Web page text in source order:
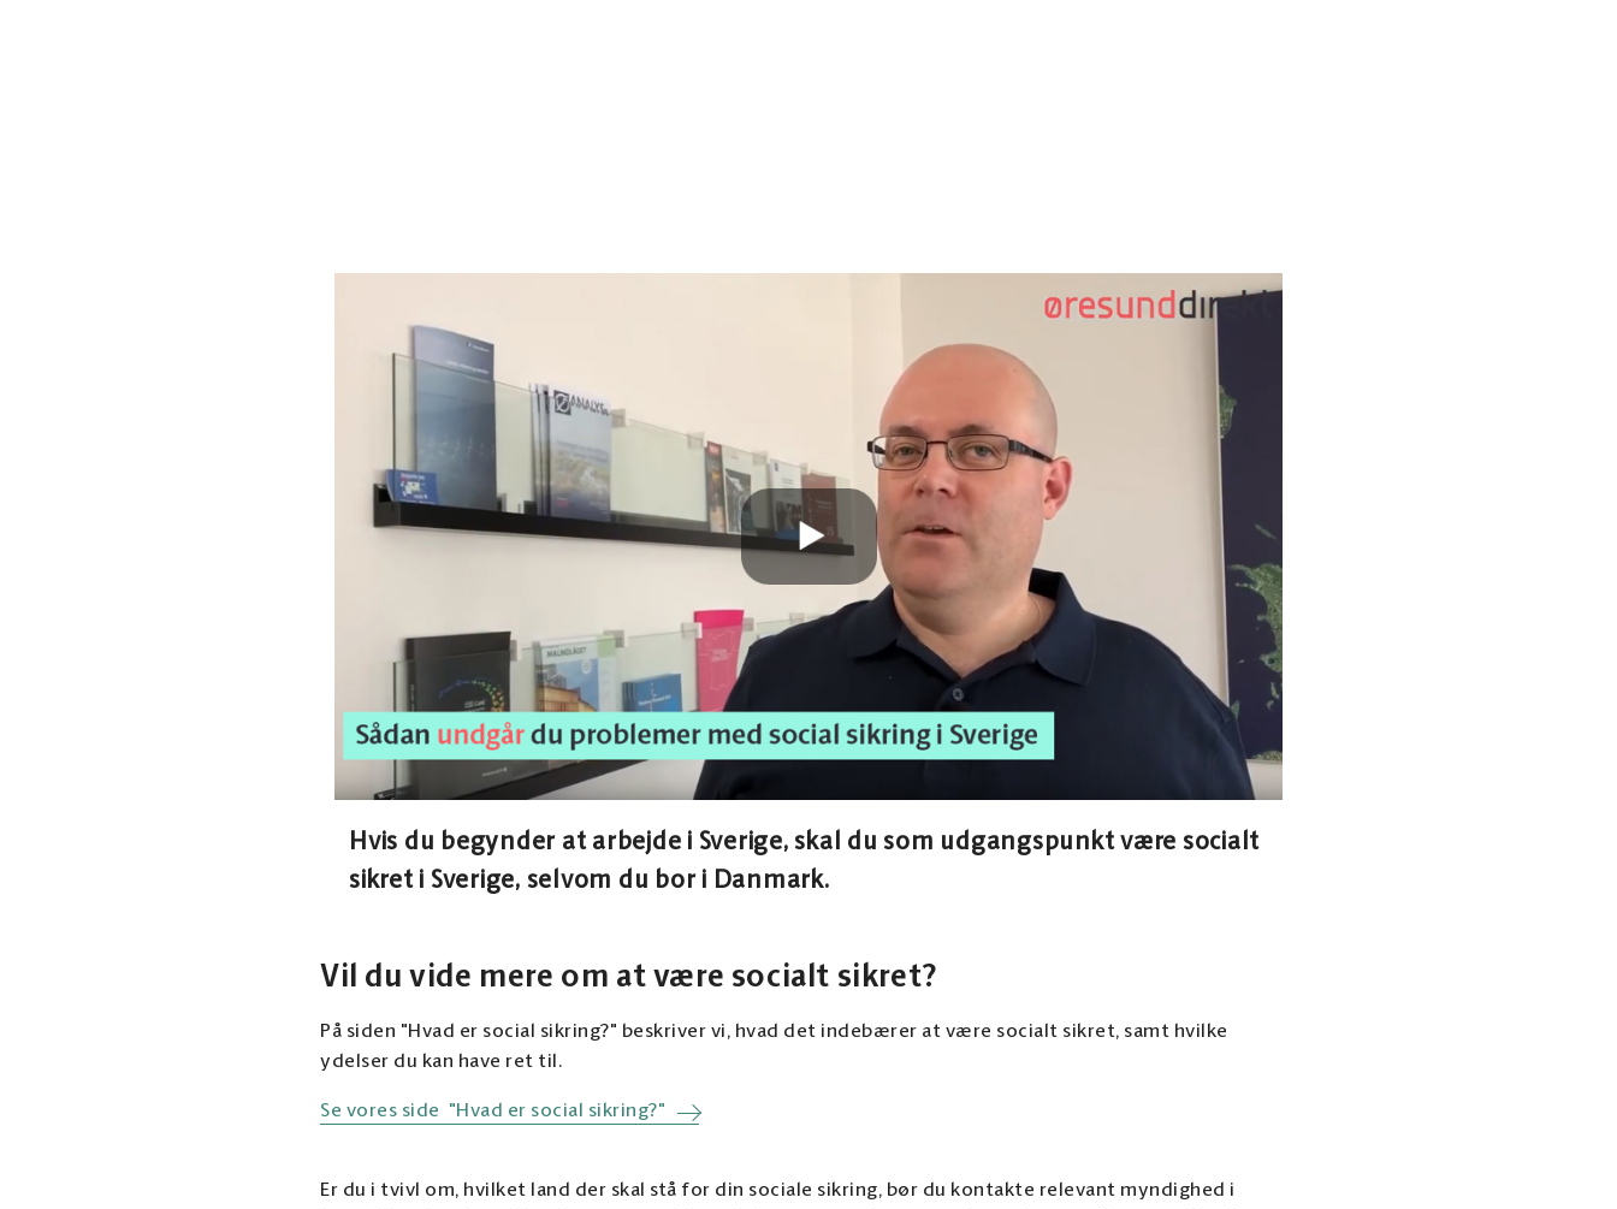
Hvis du begynder at arbejde i Sverige, skal du som udgangspunkt være socialt
sikret i Sverige, selvom du bor i Danmark.
Vil du vide mere om at være socialt sikret?
På siden "Hvad er social sikring?" beskriver vi, hvad det indebærer at være socialt sikret, samt hvilke
ydelser du kan have ret til.
Se vores side "Hvad er social sikring?"
Er du i tvivl om, hvilket land der skal stå for din sociale sikring, bør du kontakte relevant myndighed i